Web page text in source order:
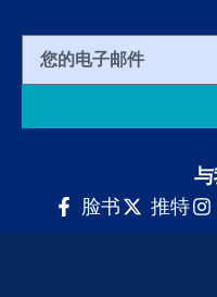
脸书
推特